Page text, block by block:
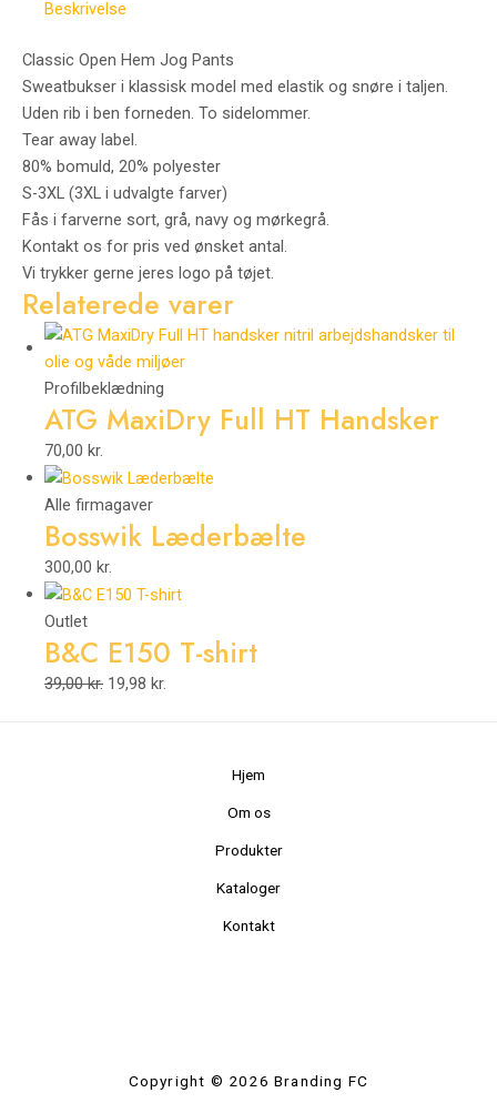
Beskrivelse
Classic Open Hem Jog Pants
Sweatbukser i klassisk model med elastik og snøre i taljen.
Uden rib i ben forneden. To sidelommer.
Tear away label.
80% bomuld, 20% polyester
S-3XL (3XL i udvalgte farver)
Fås i farverne sort, grå, navy og mørkegrå.
Kontakt os for pris ved ønsket antal.
Vi trykker gerne jeres logo på tøjet.
Relaterede varer
Profilbeklædning
ATG MaxiDry Full HT Handsker
70,00 kr.
Alle firmagaver
Bosswik Læderbælte
300,00 kr.
Outlet
B&C E150 T-shirt
39,00kr. 19,98 kr.
Hjem
Om os
Produkter
Kataloger
Kontakt
Copyright © 2026 Branding FC